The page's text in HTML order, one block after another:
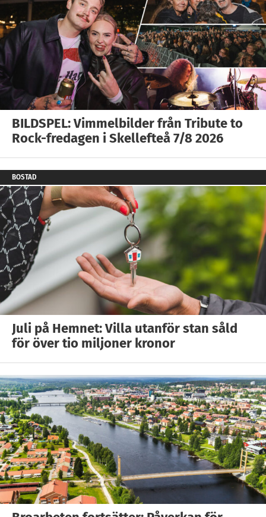
BILDSPEL: Vimmelbilder från Tribute to
Rock-fredagen i Skellefteå 7/8 2026
BOSTAD
Juli på Hemnet: Villa utanför stan såld
för över tio miljoner kronor